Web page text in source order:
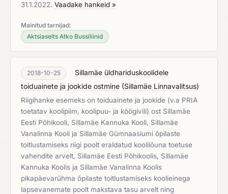
31.1.2022. Vaadake hankeid »
Mainitud tarnijad:
Aktsiaselts Atko Bussiliinid
2018-10-25
Sillamäe üldhariduskoolidele
toiduainete ja jookide ostmine (Sillamäe Linnavalitsus)
Riigihanke esemeks on toiduainete ja jookide (v.a PRIA
toetatav koolipiim, koolipuu- ja köögivili) ost Sillamäe
Eesti Põhikooli, Sillamäe Kannuka Kooli, Sillamäe
Vanalinna Kooli ja Sillamäe Gümnaasiumi õpilaste
toitlustamiseks riigi poolt eraldatud koolilõuna toetuse
vahendite arvelt, Sillamäe Eesti Põhikoolis, Sillamäe
Kannuka Koolis ja Sillamäe Vanalinna Koolis
pikapäevarühma õpilaste toitlustamiseks koolieinega
lapsevanemate poolt makstava tasu arvelt ning